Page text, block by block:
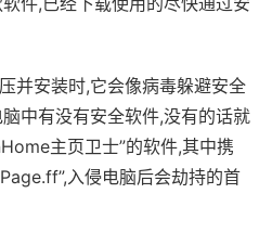
并安装时,它会像病毒躲避安全
中有没有安全软件,没有的话就
主页卫士”的软件,其中携
入侵电脑后会劫持的首